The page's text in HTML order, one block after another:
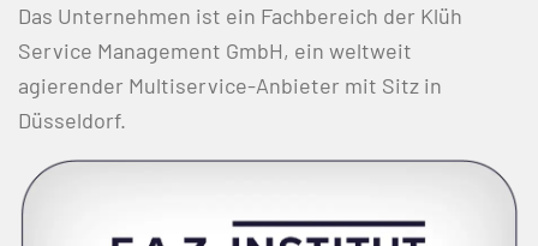
Das Unternehmen ist ein Fachbereich der Klüh
Service Management GmbH, ein weltweit
agierender Multiservice-Anbieter mit Sitz in
Düsseldorf.